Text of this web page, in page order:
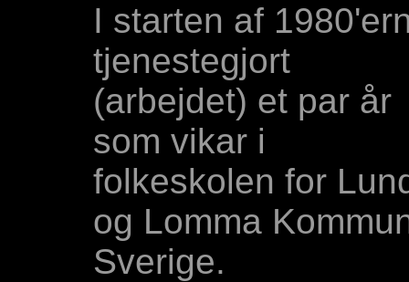
I starten af
tjenestegjort
(arbejdet) et par år
som vikar i
folkeskolen for
og Lomma
Sverige.